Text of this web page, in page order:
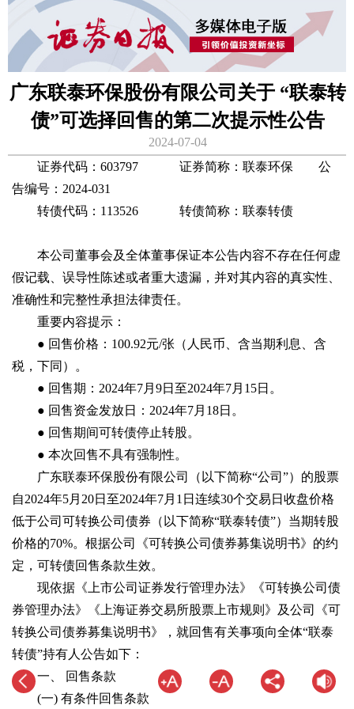
广东联泰环保股份有限公司关于 “联泰转
债”可选择回售的第二次提示性公告
2024-07-04
证券代码：603797 证券简称：联泰环保 公
告编号：2024-031
转债代码：113526 转债简称：联泰转债
本公司董事会及全体董事保证本公告内容不存在任何虚
假记载、误导性陈述或者重大遗漏，并对其内容的真实性、
准确性和完整性承担法律责任。
重要内容提示：
● 回售价格：100.92元/张（人民币、含当期利息、含
税，下同）。
● 回售期：2024年7月9日至2024年7月15日。
● 回售资金发放日：2024年7月18日。
● 回售期间可转债停止转股。
● 本次回售不具有强制性。
广东联泰环保股份有限公司（以下简称“公司”）的股票
自2024年5月20日至2024年7月1日连续30个交易日收盘价格
低于公司可转换公司债券（以下简称“联泰转债”）当期转股
价格的70%。根据公司《可转换公司债券募集说明书》的约
定，可转债回售条款生效。
现依据《上市公司证券发行管理办法》《可转换公司债
券管理办法》《上海证券交易所股票上市规则》及公司《可
转换公司债券募集说明书》，就回售有关事项向全体“联泰
转债”持有人公告如下：
一、 回售条款
(一) 有条件回售条款